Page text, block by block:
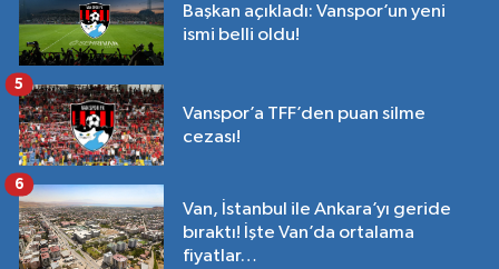
Başkan açıkladı: Vanspor’un yeni
ismi belli oldu!
Vanspor’a TFF’den puan silme
cezası!
5
Van, İstanbul ile Ankara’yı geride
bıraktı! İşte Van’da ortalama
fiyatlar…
6